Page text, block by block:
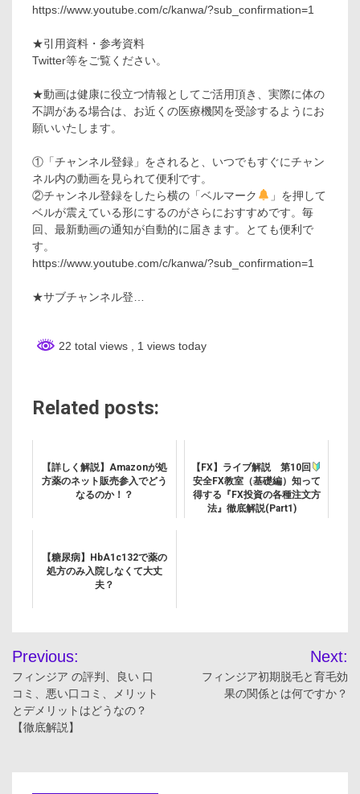
https://www.youtube.com/c/kanwa/?sub_confirmation=1
★引用資料・参考資料
Twitter等をご覧ください。
★動画は健康に役立つ情報としてご活用頂き、実際に体の
不調がある場合は、お近くの医療機関を受診するようにお
願いいたします。
①「チャンネル登録」をされると、いつでもすぐにチャン
ネル内の動画を見られて便利です。
②チャンネル登録をしたら横の「ベルマーク
」を押して
ベルが震えている形にするのがさらにおすすめです。毎
回、最新動画の通知が自動的に届きます。とても便利で
す。
https://www.youtube.com/c/kanwa/?sub_confirmation=1
★サブチャンネル登…
22 total views , 1 views today
Related posts:
【詳しく解説】Amazonが処
方薬のネット販売参入でどう
なるのか！？
【FX】ライブ解説 第10回
安全FX教室（基礎編）知って
得する『FX投資の各種注文方
法』徹底解説(Part1)
【糖尿病】HbA1c132で薬の
処方のみ入院しなくて大丈
夫？
投
稿
ナ
Previous:
フィンジア の評判、良い 口
コミ、悪い口コミ、メリット
とデメリットはどうなの？
【徹底解説】
Next:
フィンジア初期脱毛と育毛効
果の関係とは何ですか？